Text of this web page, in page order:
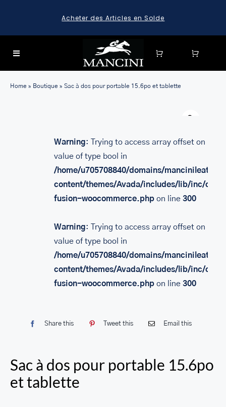
content
Acheter des Articles en Solde
Toggle
FOR:
HARD CASE SPINNER LUGGAGE SETS & CARRY-ON
LUGGAGE
LEATHER BAGS
PORTEFEUILLE EN CUIR
ACCESSOIRES
LEATHER TOILETRY BAG COLLECTION
LEATHER PASSPORT HOLDER COLLECTION
Home » Boutique » Sac à dos pour portable 15.6po et tablette
Warning: Trying to access array offset on
value of type bool in
/home/u705708840/domains/
content/themes/Avada/includes/lib/inc/
fusion-woocommerce.phpon line 300
Warning: Trying to access array offset on
value of type bool in
/home/u705708840/domains/
content/themes/Avada/includes/lib/inc/
fusion-woocommerce.phpon line 300
Share this Tweet this Email this
Sac à dos pour portable 15.6po
et tablette